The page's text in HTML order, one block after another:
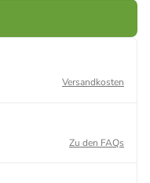
Versandkosten
Zu den FAQs